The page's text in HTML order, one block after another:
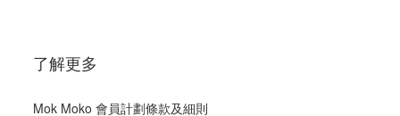
了解更多
Mok Moko 會員計劃條款及細則